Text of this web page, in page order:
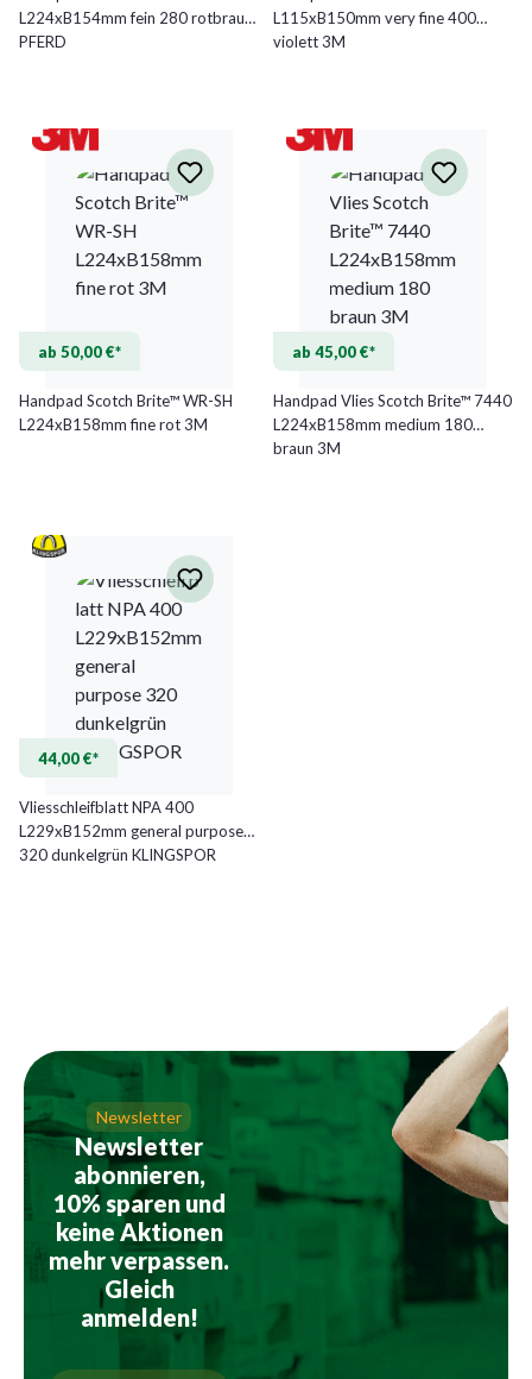
L224xB154mm fein 280 rotbraun
PFERD
L115xB150mm very fine 400
violett 3M
ab 50,00 €*
Handpad Scotch Brite™ WR-SH
L224xB158mm fine rot 3M
ab 45,00 €*
Handpad Vlies Scotch Brite™ 7440
L224xB158mm medium 180
braun 3M
44,00 €*
Vliesschleifblatt NPA 400
L229xB152mm general purpose
320 dunkelgrün KLINGSPOR
Newsletter
Newsletter
abonnieren,
10% sparen und
keine Aktionen
mehr verpassen.
Gleich
anmelden!